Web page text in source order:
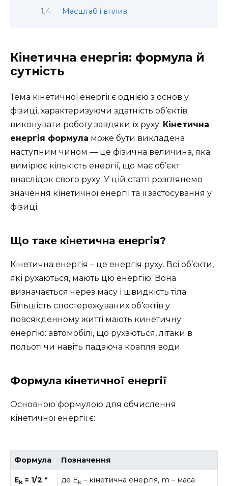
Масштаб і вплив
Кінетична енергія: формула й
сутність
Тема кінетичної енергії є однією з основ у
фізиці, характеризуючи здатність об’єктів
виконувати роботу завдяки їх руху. Кінетична
енергія формула може бути викладена
наступним чином — це фізична величина, яка
вимірює кількість енергії, що має об’єкт
внаслідок свого руху. У цій статті розглянемо
значення кінетичної енергії та її застосування у
фізиці.
Що таке кінетична енергія?
Кінетична енергія – це енергія руху. Всі об’єкти,
які рухаються, мають цю енергію. Вона
визначається через масу і швидкість тіла.
Більшість спостережуваних об’єктів у
повсякденному житті мають кинетичну
енергію: автомобілі, що рухаються, літаки в
польоті чи навіть падаюча крапля води.
Формула кінетичної енергії
Основною формулою для обчислення
кінетичної енергії є:
Формула Позначення
Ek = 1/2 *
де Ek – кінетична енергія, m – маса